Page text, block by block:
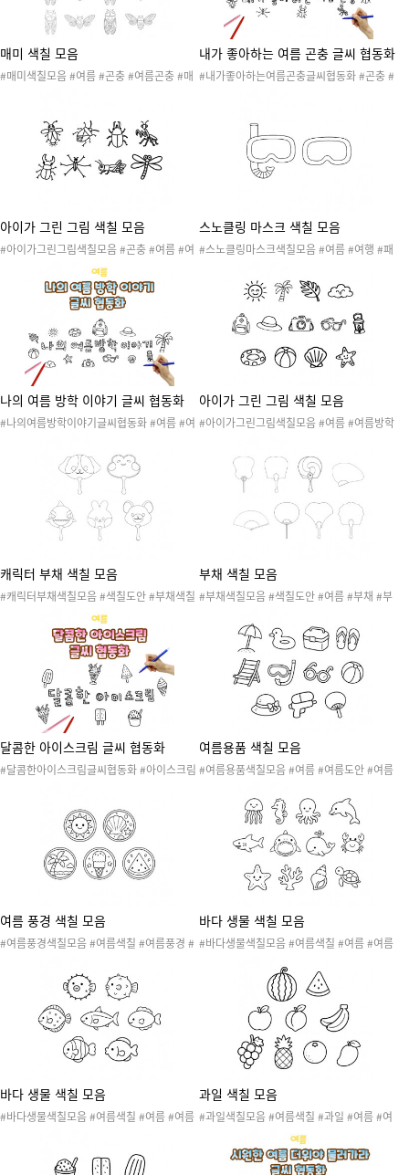
매미 색칠 모음
#매미색칠모음 #여름 #곤충 #여름곤충 #매
매미날개수리점놀이 #여름놀이 #여름활동 #
여름도안 #색칠도안 #고려풀매미 #말매미 #
쓰름매미 #애매미 #유자매미 #참깽깽매미 #
참매미 #털매미
내가 좋아하는 여름 곤충 글씨 협동화
#내가좋아하는여름곤충글씨협동화 #곤충 #
충환경구성 #여름곤충환경구성 #협동화 #곤
충협동화 #여름곤충협동화 #미술활동 #색칠
하기 #협동작품 #콜라주
아이가 그린 그림 색칠 모음
#아이가그린그림색칠모음 #곤충 #여름 #여
름곤충 #곤충도안 #곤충활동 #곤충놀이 #노
린재 #반딧불이 #사슴벌레 #장수풍뎅이 #사
마귀 #소금쟁이 #잠자리 #메뚜기
스노클링 마스크 색칠 모음
#스노클링마스크색칠모음 #여름 #여행 #패
이 #패키지여행놀이 #패키지여행도안 #여행
도안 #패키지여행활동 #색칠도안
나의 여름 방학 이야기 글씨 협동화
#나의여름방학이야기글씨협동화 #여름 #여
여름방학도안 #여름방학활동 #여름방학놀이
#환경구성 #여름환경구성 #여름방학환경구
성 #협동화 #여름협동화 #여름방학협동화 #
미술활동 #색칠하기 #협동작품 #콜라주
아이가 그린 그림 색칠 모음
#아이가그린그림색칠모음 #여름 #여름방학
학도안 #여름방학활동 #여름방학놀이 #색칠
캐릭터 부채 색칠 모음
#캐릭터부채색칠모음 #색칠도안 #부채색칠
모음 #여름 #부채 #부채가게 #부채가게놀이
#여름놀이 #여름활동 #여름도안 #부채가게
도안 #가게놀이 #여름용품
부채 색칠 모음
#부채색칠모음 #색칠도안 #여름 #부채 #부
#여름도안 #부채가게도안 #가게놀이 #여름
달콤한 아이스크림 글씨 협동화
#달콤한아이스크림글씨협동화 #아이스크림
#협동화 #여름협동화 #미술활동 #색칠하기
#협동작품 #콜라주
여름용품 색칠 모음
#여름용품색칠모음 #여름 #여름도안 #여름
안 #색칠도안 #모자 #물총 #부채 #비치볼 #
선글라스 #스노쿨링 #슬리퍼 #썬베드 #아이
스박스 #튜브 #파라솔
여름 풍경 색칠 모음
#여름풍경색칠모음 #여름색칠 #여름풍경 #
드림캐처 #색칠도안 #여름풍경색칠도안 #수
박 #아이스크림 #야자수 #조개 #해
바다 생물 색칠 모음
#바다생물색칠모음 #여름색칠 #여름 #여름
생물도안 #바다생물색칠도안 #색칠도안 #물
고기 #거북이 #게 #고래 #돌고래 #문어 #불
가사리 #산호초 #상어 #소라 #해마 #해파리
바다 생물 색칠 모음
#바다생물색칠모음 #여름색칠 #여름 #여름
과일 색칠 모음
#과일색칠모음 #여름색칠 #과일 #여름 #여
름도안 #여름활동 #여름놀이 #여름과일 #과
일색칠도안 #색칠도안 #수박 #복숭아 #사과
#바나나 #포도 #파인애플 #오렌지 #망고